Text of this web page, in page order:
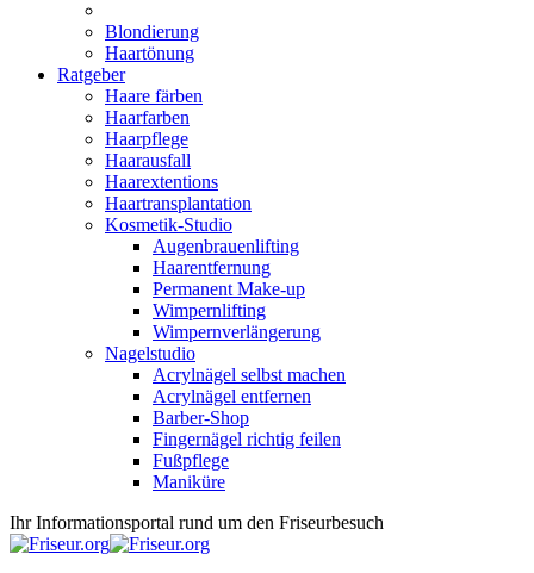
Blondierung
Haartönung
Ratgeber
Haare färben
Haarfarben
Haarpflege
Haarausfall
Haarextentions
Haartransplantation
Kosmetik-Studio
Augenbrauenlifting
Haarentfernung
Permanent Make-up
Wimpernlifting
Wimpernverlängerung
Nagelstudio
Acrylnägel selbst machen
Acrylnägel entfernen
Barber-Shop
Fingernägel richtig feilen
Fußpflege
Maniküre
Ihr Informationsportal rund um den Friseurbesuch